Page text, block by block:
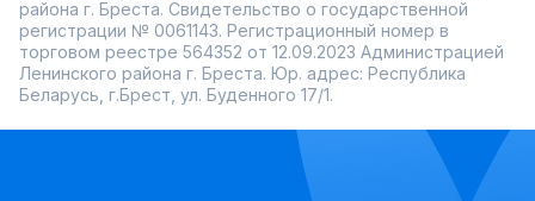
района г. Бреста. Свидетельство о государственной
регистрации № 0061143. Регистрационный номер в
торговом реестре 564352 от 12.09.2023 Администрацией
Ленинского района г. Бреста. Юр. адрес: Республика
Беларусь, г.Брест, ул. Буденного 17/1.